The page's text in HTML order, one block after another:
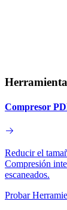
Compresor
Reducir el
Compresión
escaneados.
Probar